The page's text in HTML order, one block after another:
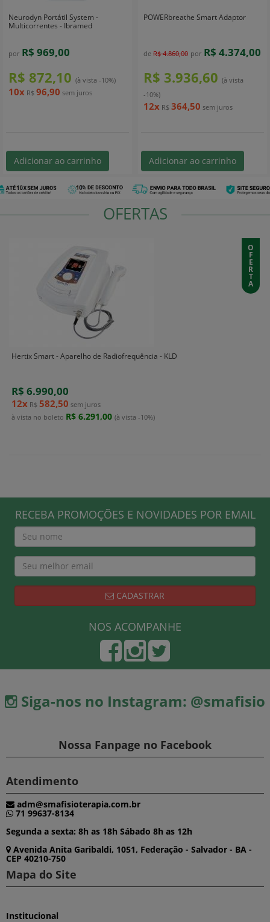
Neurodyn Portátil System -
Multicorrentes - Ibramed
por R$ 969,00
R$ 872,10 (à vista -10%)
10x R$ 96,90 sem juros
Adicionar ao carrinho
POWERbreathe Smart Adaptor
de R$ 4.860,00 por R$ 4.374,00
R$ 3.936,60 (à vista
-10%)
12x R$ 364,50 sem juros
Adicionar ao carrinho
OFERTAS
O
F
E
R
T
A
Hertix Smart - Aparelho de Radiofrequência - KLD
R$ 6.990,00
12x R$ 582,50 sem juros
à vista no boleto R$ 6.291,00 (à vista -10%)
RECEBA PROMOÇÕES E NOVIDADES POR EMAIL
CADASTRAR
NOS ACOMPANHE
Siga-nos no Instagram: @smafisio
Nossa Fanpage no Facebook
Atendimento
adm@smafisioterapia.com.br
71 99637-8134
Segunda a sexta: 8h as 18h Sábado 8h as 12h
Avenida Anita Garibaldi, 1051, Federação - Salvador - BA -
CEP 40210-750
Mapa do Site
Institucional